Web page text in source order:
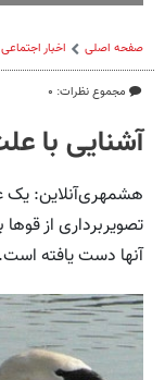
صفحه اصلی اخبار اجتماعی
مجموع نظرات: ۰
آشنایی با
هشمهری‌آنلاین: یک
تصویربرداری از
آنها دست یافته است.